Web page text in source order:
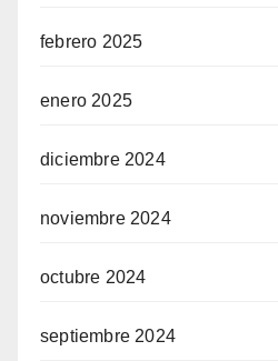
febrero 2025
enero 2025
diciembre 2024
noviembre 2024
octubre 2024
septiembre 2024